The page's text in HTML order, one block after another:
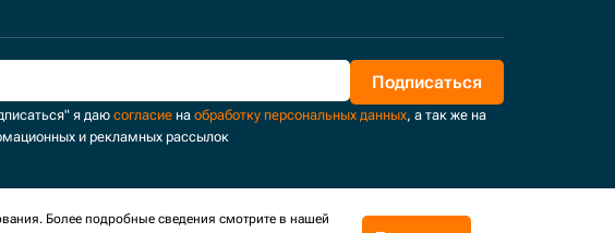
Подписаться
я даюсогласиена обработку персональных данных, а так же на
и рекламных рассылок
на
Более подробные сведения смотрите в нашей